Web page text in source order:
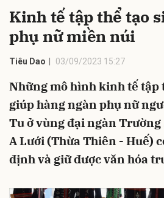
Kinh tế tập thể tạo
phụ nữ miền núi
Tiêu Dao 03/09/2023 15:27
Những mô hình kinh tế tập
giúp hàng ngàn phụ nữ
Tu ở vùng đại ngàn
A Lưới (Thừa Thiên - Huế)
định và giữ được văn hóa